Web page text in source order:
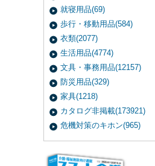
就寝用品(69)
歩行・移動用品(584)
衣類(2077)
生活用品(4774)
文具・事務用品(12157)
防災用品(329)
家具(1218)
カタログ非掲載(173921)
危機対策のキホン(965)